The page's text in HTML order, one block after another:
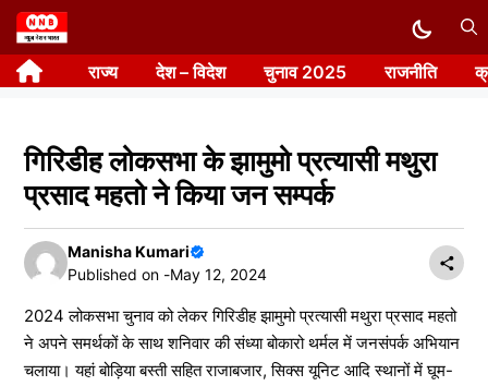
Skip
to
content राज्य देश – विदेश चुनाव 2025 राजनीति
गिरिडीह लोकसभा के झामुमो प्रत्यासी मथुरा
प्रसाद महतो ने किया जन सम्पर्क
Manisha Kumari
Published on -May 12, 2024
2024 लोकसभा चुनाव को लेकर गिरिडीह झामुमो प्रत्यासी मथुरा प्रसाद महतो
ने अपने समर्थकों के साथ शनिवार की संध्या बोकारो थर्मल में जनसंपर्क अभियान
चलाया। यहां बोड़िया बस्ती सहित राजाबजार, सिक्स यूनिट आदि स्थानों में घूम-